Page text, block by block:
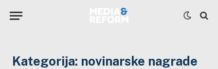
Kategorija: novinarske nagrade